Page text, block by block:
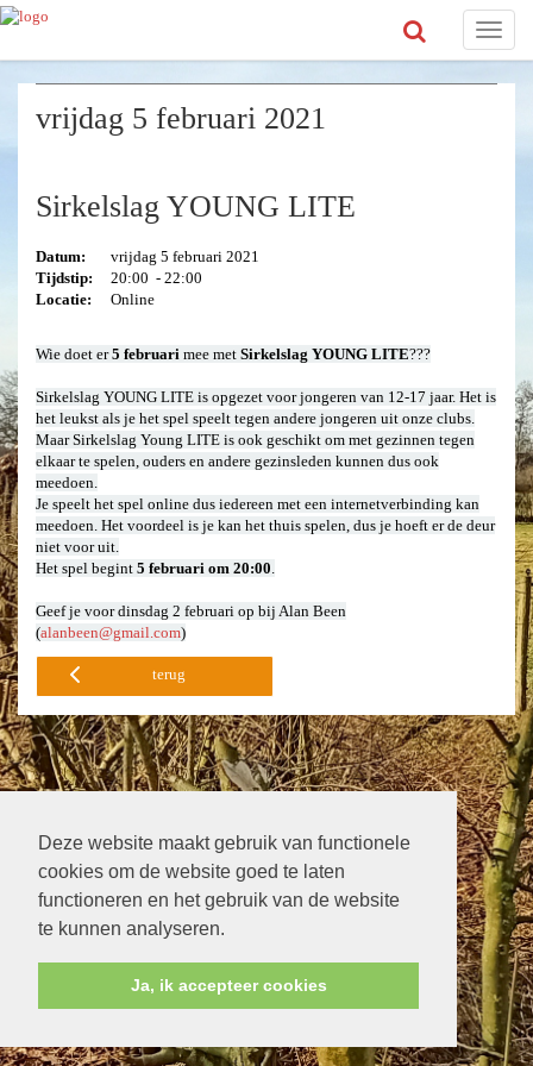
Deze website maakt gebruik van functionele
cookies om de website goed te laten
functioneren en het gebruik van de website
te kunnen analyseren.
Ja, ik accepteer cookies
Toggle
vrijdag 5 februari 2021
Sirkelslag YOUNG LITE
Datum:
vrijdag 5 februari 2021
Tijdstip:
20:00 - 22:00
Locatie:
Online
Wie doet er5 februari mee met Sirkelslag YOUNG LITE???
Sirkelslag YOUNG LITE is opgezet voor jongeren van 12-17 jaar. Het is
het leukst als je het spel speelt tegen andere jongeren uit onze clubs.
Maar Sirkelslag Young LITE is ook geschikt om met gezinnen tegen
elkaar te spelen, ouders en andere gezinsleden kunnen dus ook
meedoen.
Je speelt het spel online dus iedereen met een internetverbinding kan
meedoen. Het voordeel is je kan het thuis spelen, dus je hoeft er de deur
niet voor uit.
Het spel begint 5 februari om 20:00.
Geef je voor dinsdag 2 februari op bij Alan Been
(alanbeen@gmail.com)
terug